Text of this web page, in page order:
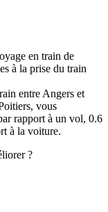
en train de
à la prise du train
entre Angers et
vous
rapport à un vol, 0.6
à la voiture.
?